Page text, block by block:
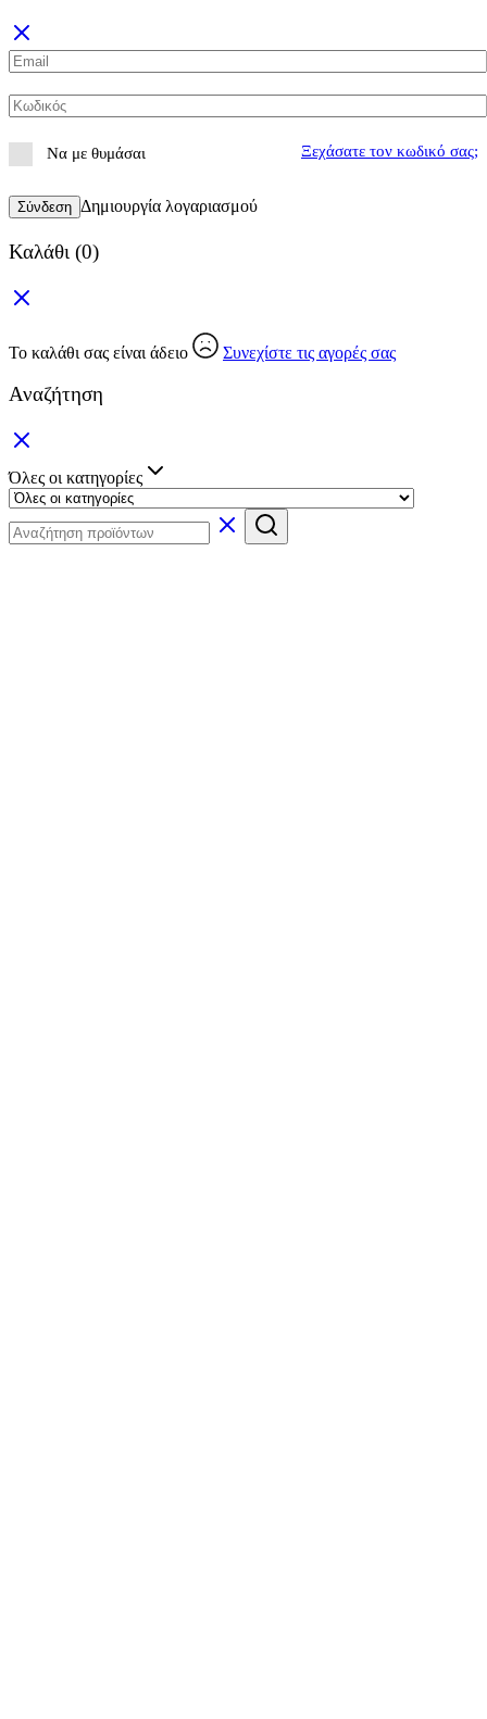
Να με θυμάσαι Ξεχάσατε τον κωδικό σας;
Σύνδεση Δημιουργία λογαριασμού
Καλάθι (0)
Το καλάθι σας είναι άδειο Συνεχίστε τις αγορές σας
Αναζήτηση
Όλες οι κατηγορίες